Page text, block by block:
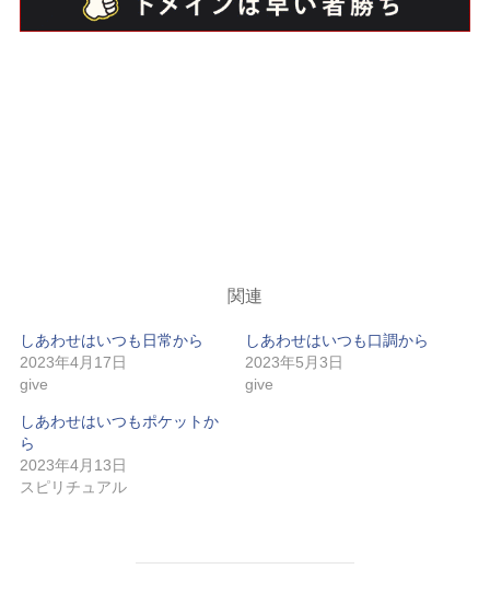
関連
しあわせはいつも日常から
2023年4月17日
give
しあわせはいつも口調から
2023年5月3日
give
しあわせはいつもポケットか
ら
2023年4月13日
スピリチュアル